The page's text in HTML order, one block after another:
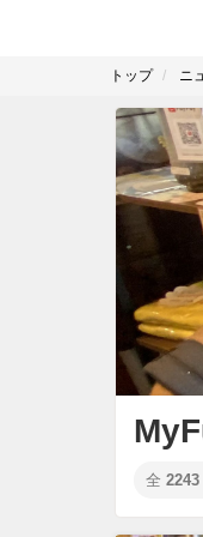
トップ ニ
全 2243